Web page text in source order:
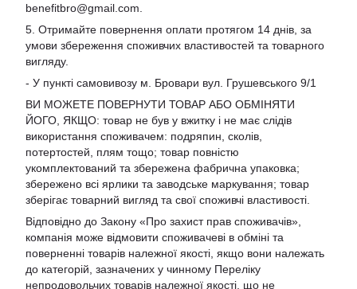
benefitbro@gmail.com
5. Отримайте повернення оплати протягом 14 днів, за
умови збереження споживчих властивостей та товарного
вигляду.
- У пункті самовивозу м. Бровари вул. Грушевського 9/1
ВИ МОЖЕТЕ ПОВЕРНУТИ ТОВАР АБО ОБМІНЯТИ
ЙОГО, ЯКЩО: товар не був у вжитку і не має слідів
використання споживачем: подряпин, сколів,
потертостей, плям тощо; товар повністю
укомплектований та збережена фабрична упаковка;
збережено всі ярлики та заводське маркування; товар
зберігає товарний вигляд та свої споживчі властивості.
Відповідно до Закону «Про захист прав споживачів»,
компанія може відмовити споживачеві в обміні та
поверненні товарів належної якості, якщо вони належать
до категорій, зазначених у чинному Переліку
непродовольчих товарів належної якості, що не